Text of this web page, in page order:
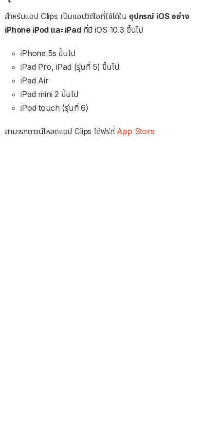
สำหรับแอป Clips เป็นแอปวิดีโอที่ใช้ได้ใน อุปกรณ์ iOS อย่าง
iPhone iPod และ iPad ที่มี iOS 10.3 ขึ้นไป
iPhone 5s ขึ้นไป
iPad Pro, iPad (รุ่นที่ 5) ขึ้นไป
iPad Air
iPad mini 2 ขึ้นไป
iPod touch (รุ่นที่ 6)
สามารถดาวน์โหลดแอป Clips ได้ฟรีที่ App Store